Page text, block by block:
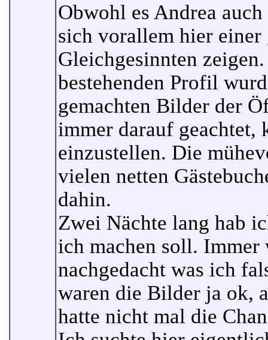
Obwohl es Andrea
sich vorallem hier einer
Gleichgesinnten
bestehenden Profil
gemachten Bilder der
immer darauf geachtet,
einzustellen. Die
vielen netten
dahin.
Zwei Nächte lang hab
ich machen soll. Immer
nachgedacht was ich
waren die Bilder ja ok,
hatte nicht mal die